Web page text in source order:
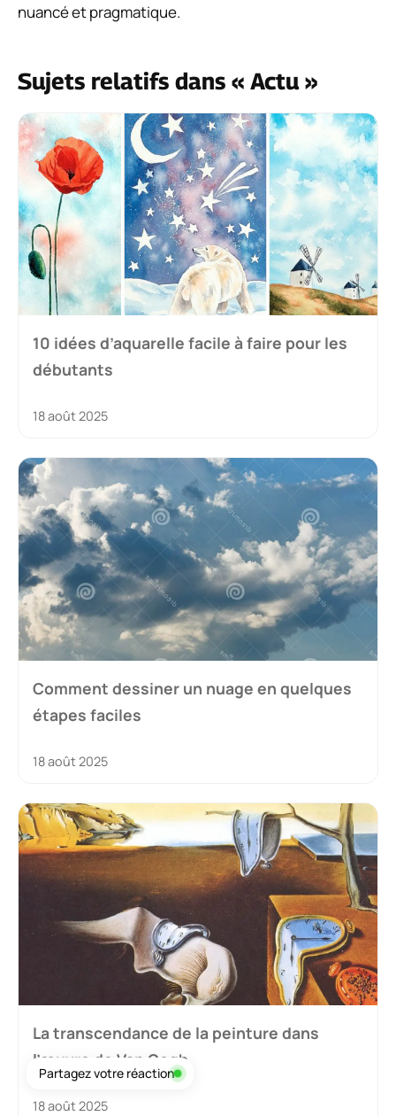
nuancé et pragmatique.
Sujets relatifs dans « Actu »
10 idées d’aquarelle facile à faire pour les
débutants
18 août 2025
Comment dessiner un nuage en quelques
étapes faciles
18 août 2025
La transcendance de la peinture dans
l’œuvre de Van Gogh
18 août 2025
Partagez votre réaction